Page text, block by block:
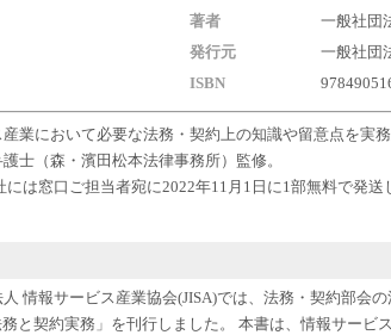
著者
一般社団
発行元
一般社団
ISBN
業において必要な法務・契約上の知識や留意点を実
士（森・濱田松本法律事務所）監修。
には窓口ご担当者宛に2022年11月1日に1部無料で発送
情報サービス産業協会(JISA)では、法務・契約部会
と契約実務」を刊行しました。 本書は、情報サービ